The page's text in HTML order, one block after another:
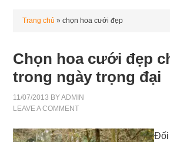
Trang chủ »chọn hoa cưới đẹp
Chọn hoa cưới đẹp
trong ngày trọng đại
11/07/2013 BYADMIN
LEAVE A COMMENT
Đối